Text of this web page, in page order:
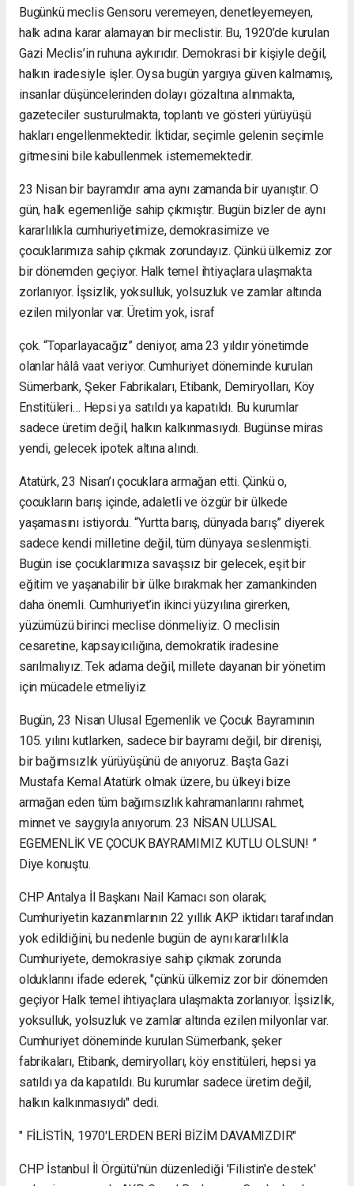
Bugünkü meclis Gensoru veremeyen, denetleyemeyen,
halk adına karar alamayan bir meclistir. Bu, 1920’de kurulan
Gazi Meclis’in ruhuna aykırıdır. Demokrasi bir kişiyle değil,
halkın iradesiyle işler. Oysa bugün yargıya güven kalmamış,
insanlar düşüncelerinden dolayı gözaltına alınmakta,
gazeteciler susturulmakta, toplantı ve gösteri yürüyüşü
hakları engellenmektedir. İktidar, seçimle gelenin seçimle
gitmesini bile kabullenmek istememektedir.
23 Nisan bir bayramdır ama aynı zamanda bir uyanıştır. O
gün, halk egemenliğe sahip çıkmıştır. Bugün bizler de aynı
kararlılıkla cumhuriyetimize, demokrasimize ve
çocuklarımıza sahip çıkmak zorundayız. Çünkü ülkemiz zor
bir dönemden geçiyor. Halk temel ihtiyaçlara ulaşmakta
zorlanıyor. İşsizlik, yoksulluk, yolsuzluk ve zamlar altında
ezilen milyonlar var. Üretim yok, israf
çok. “Toparlayacağız” deniyor, ama 23 yıldır yönetimde
olanlar hâlâ vaat veriyor. Cumhuriyet döneminde kurulan
Sümerbank, Şeker Fabrikaları, Etibank, Demiryolları, Köy
Enstitüleri… Hepsi ya satıldı ya kapatıldı. Bu kurumlar
sadece üretim değil, halkın kalkınmasıydı. Bugünse miras
yendi, gelecek ipotek altına alındı.
Atatürk, 23 Nisan’ı çocuklara armağan etti. Çünkü o,
çocukların barış içinde, adaletli ve özgür bir ülkede
yaşamasını istiyordu. “Yurtta barış, dünyada barış” diyerek
sadece kendi milletine değil, tüm dünyaya seslenmişti.
Bugün ise çocuklarımıza savaşsız bir gelecek, eşit bir
eğitim ve yaşanabilir bir ülke bırakmak her zamankinden
daha önemli. Cumhuriyet’in ikinci yüzyılına girerken,
yüzümüzü birinci meclise dönmeliyiz. O meclisin
cesaretine, kapsayıcılığına, demokratik iradesine
sarılmalıyız. Tek adama değil, millete dayanan bir yönetim
için mücadele etmeliyiz
Bugün, 23 Nisan Ulusal Egemenlik ve Çocuk Bayramının
105. yılını kutlarken, sadece bir bayramı değil, bir direnişi,
bir bağımsızlık yürüyüşünü de anıyoruz. Başta Gazi
Mustafa Kemal Atatürk olmak üzere, bu ülkeyi bize
armağan eden tüm bağımsızlık kahramanlarını rahmet,
minnet ve saygıyla anıyorum. 23 NİSAN ULUSAL
EGEMENLİK VE ÇOCUK BAYRAMIMIZ KUTLU OLSUN! ”
Diye konuştu.
CHP Antalya İl Başkanı Nail Kamacı son olarak;
Cumhuriyetin kazanımlarının 22 yıllık AKP iktidarı tarafından
yok edildiğini, bu nedenle bugün de aynı kararlılıkla
Cumhuriyete, demokrasiye sahip çıkmak zorunda
olduklarını ifade ederek, "çünkü ülkemiz zor bir dönemden
geçiyor Halk temel ihtiyaçlara ulaşmakta zorlanıyor. İşsizlik,
yoksulluk, yolsuzluk ve zamlar altında ezilen milyonlar var.
Cumhuriyet döneminde kurulan Sümerbank, şeker
fabrikaları, Etibank, demiryolları, köy enstitüleri, hepsi ya
satıldı ya da kapatıldı. Bu kurumlar sadece üretim değil,
halkın kalkınmasıydı" dedi.
" FİLİSTİN, 1970'LERDEN BERİ BİZİM DAVAMIZDIR"
CHP İstanbul İl Örgütü'nün düzenlediği 'Filistin'e destek'